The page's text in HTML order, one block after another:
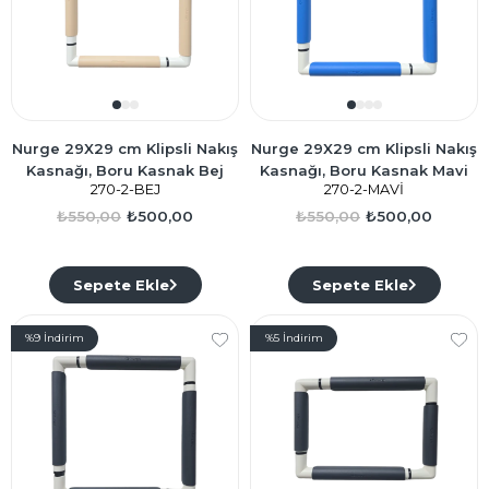
Nurge 29X29 cm Klipsli Nakış
Kasnağı, Boru Kasnak Bej
270-2-BEJ
₺500,00
₺550,00
Sepete Ekle
Nurge 29X29 cm Klipsli Nakış
Kasnağı, Boru Kasnak Mavi
270-2-MAVİ
₺500,00
₺550,00
Sepete Ekle
%9 İndirim %5 İndirim